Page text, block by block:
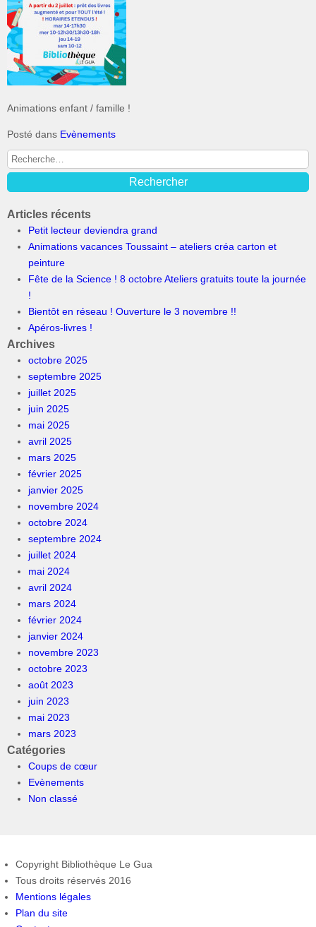
Animations enfant / famille !
Posté dans Evènements
Articles récents
Petit lecteur deviendra grand
Animations vacances Toussaint – ateliers créa carton et
peinture
Fête de la Science ! 8 octobre Ateliers gratuits toute la journée
!
Bientôt en réseau ! Ouverture le 3 novembre !!
Apéros-livres !
Archives
octobre 2025
septembre 2025
juillet 2025
juin 2025
mai 2025
avril 2025
mars 2025
février 2025
janvier 2025
novembre 2024
octobre 2024
septembre 2024
juillet 2024
mai 2024
avril 2024
mars 2024
février 2024
janvier 2024
novembre 2023
octobre 2023
août 2023
juin 2023
mai 2023
mars 2023
Catégories
Coups de cœur
Evènements
Non classé
Copyright Bibliothèque Le Gua
Tous droits réservés 2016
Mentions légales
Plan du site